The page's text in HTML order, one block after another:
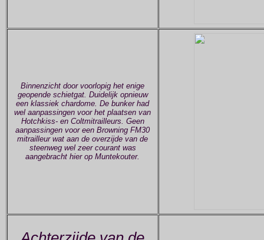
Binnenzicht door voorlopig het enige
geopende schietgat. Duidelijk opnieuw
een klassiek chardome. De bunker had
wel aanpassingen voor het plaatsen van
Hotchkiss- en Coltmitrailleurs. Geen
aanpassingen voor een Browning FM30
mitrailleur wat aan de overzijde van de
steenweg wel zeer courant was
aangebracht hier op Muntekouter.